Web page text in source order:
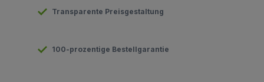
Transparente Preisgestaltung
100-prozentige Bestellgarantie